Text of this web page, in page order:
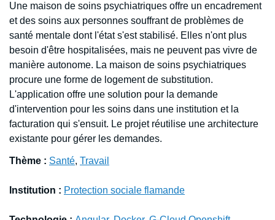
Une maison de soins psychiatriques offre un encadrement
et des soins aux personnes souffrant de problèmes de
santé mentale dont l'état s'est stabilisé. Elles n'ont plus
besoin d'être hospitalisées, mais ne peuvent pas vivre de
manière autonome. La maison de soins psychiatriques
procure une forme de logement de substitution.
L'application offre une solution pour la demande
d'intervention pour les soins dans une institution et la
facturation qui s'ensuit. Le projet réutilise une architecture
existante pour gérer les demandes.
Thème : Santé, Travail
Institution : Protection sociale flamande